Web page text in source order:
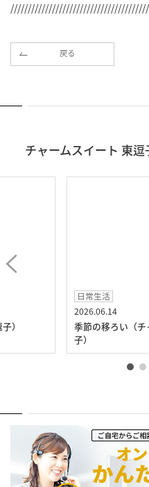
戻る
チャームスイート 東
）
日常生活
2026.06.14
季節の移ろい（
子）